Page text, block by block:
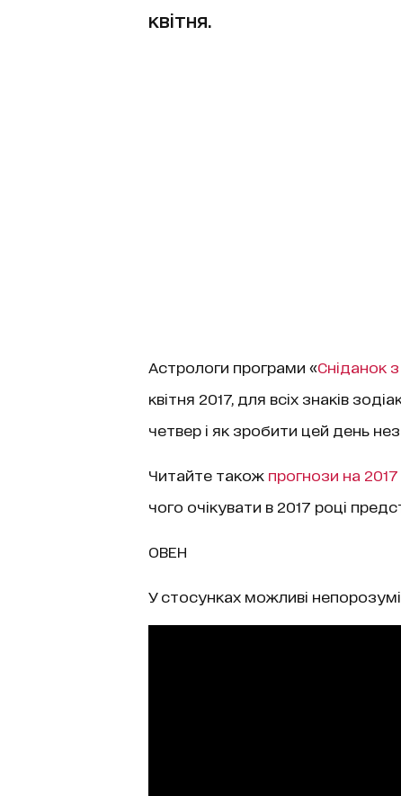
квітня.
Астрологи програми «Сніданок з
квітня 2017, для всіх знаків
четвер і як зробити цей день
Читайте також прогнози на 2017
чого очікувати в 2017 році
ОВЕН
У стосунках можливі